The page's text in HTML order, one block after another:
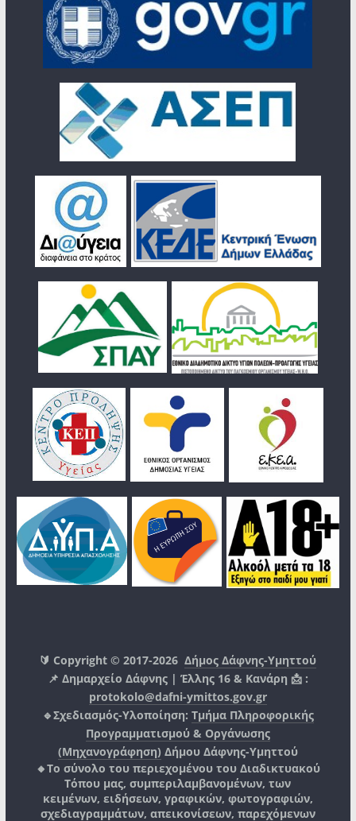
🔰 Copyright © 2017-2026Δήμος Δάφνης-Υμηττού
📌 Δημαρχείο Δάφνης | Έλλης 16 & Κανάρη 📩 :
protokolo@dafni-ymittos.gov.gr
🔹Σχεδιασμός-Υλοποίηση: Τμήμα Πληροφορικής
Προγραμματισμού & Οργάνωσης
(Μηχανογράφηση) Δήμου Δάφνης-Υμηττού
🔸Το σύνολο του περιεχομένου του Διαδικτυακού
Τόπου μας, συμπεριλαμβανομένων, των
κειμένων, ειδήσεων, γραφικών, φωτογραφιών,
σχεδιαγραμμάτων, απεικονίσεων, παρεχόμενων